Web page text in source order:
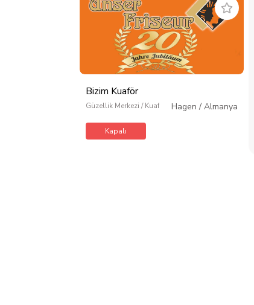
Bizim Kuaför
Güzellik Merkezi / Kuaför / Kişisel Bakım
Hagen / Almanya
Kapalı